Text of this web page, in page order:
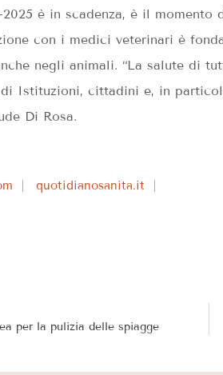
è in scadenza, è il momento
con i medici veterinari è
negli animali. “La salute di
di Istituzioni, cittadini e, in
Di Rosa.
quotidianosanita.it
per la pulizia delle spiagge